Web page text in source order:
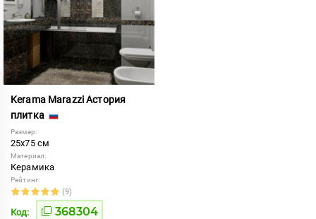
Kerama Marazzi Астория
плитка
Размер:
25x75 см
Материал:
Керамика
Рейтинг:
(9)
Код: 368304